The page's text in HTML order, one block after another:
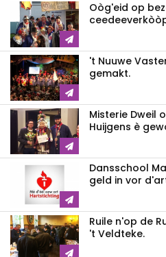
Oòg'eid op
't Nuuwe
gemakt.
Misterie Dweil
Huijgens è
Dansschool
geld in vor
Ruile n'op de
't Veldteke.